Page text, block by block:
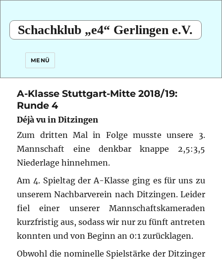
Schachklub „e4“ Gerlingen e.V.
MENÜ
A-Klasse Stuttgart-Mitte 2018/19:
Runde 4
Déjà vu in Ditzingen
Zum dritten Mal in Folge musste unsere 3.
Mannschaft eine denkbar knappe 2,5:3,5
Niederlage hinnehmen.
Am 4. Spieltag der A-Klasse ging es für uns zu
unserem Nachbarverein nach Ditzingen. Leider
fiel einer unserer Mannschaftskameraden
kurzfristig aus, sodass wir nur zu fünft antreten
konnten und von Beginn an 0:1 zurücklagen.
Obwohl die nominelle Spielstärke der Ditzinger